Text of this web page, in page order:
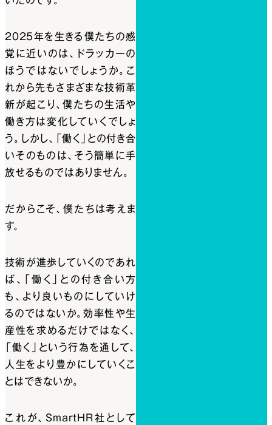
2025年を生きる僕たちの感
覚に近いのは、ドラッカーの
ほうではないでしょうか。こ
れから先もさまざまな技術革
新が起こり、僕たちの生活や
働き方は変化していくでしょ
う。しかし、「働く」との付き合
いそのものは、そう簡単に手
放せるものではありません。
だからこそ、僕たちは考えま
す。
技術が進歩していくのであれ
ば、「働く」との付き合い方
も、より良いものにしていけ
るのではないか。効率性や生
産性を求めるだけではなく、
「働く」という行為を通して、
人生をより豊かにしていくこ
とはできないか。
これが、SmartHR社として